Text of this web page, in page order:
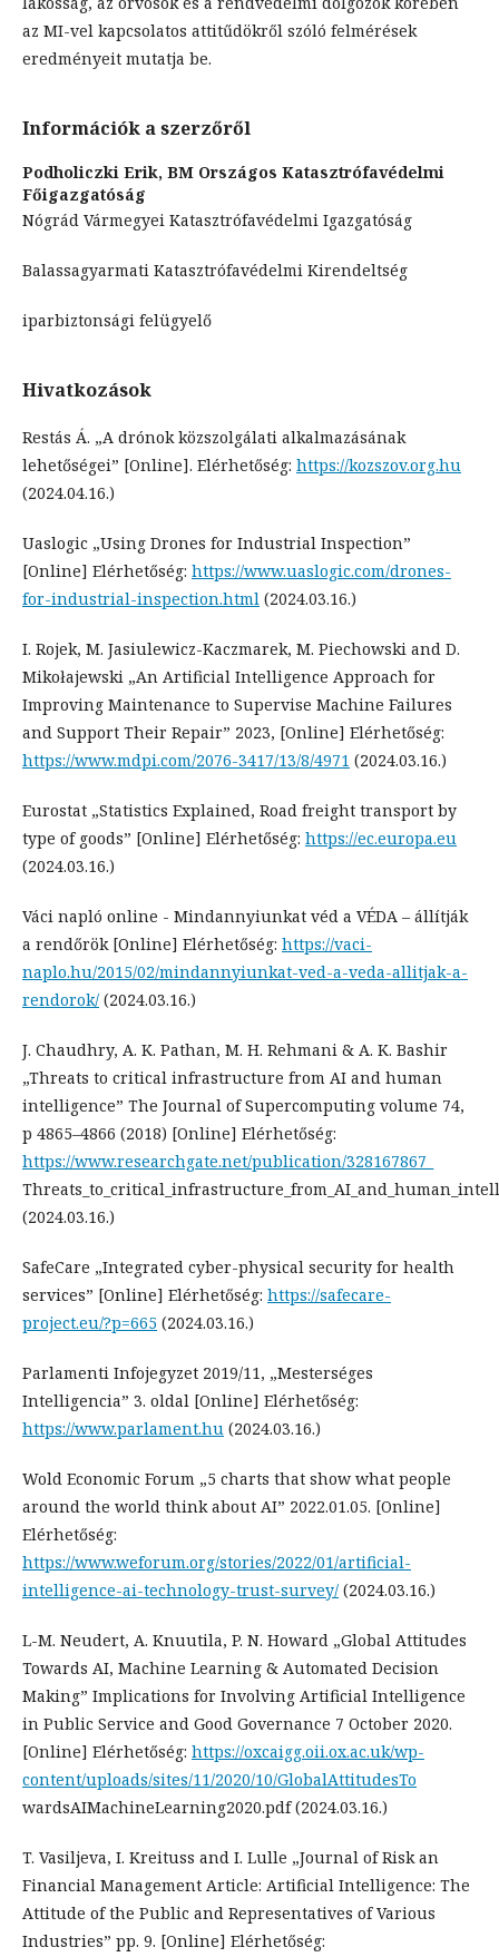
az MI-vel kapcsolatos attitűdökről szóló felmérések
eredményeit mutatja be.
Információk a szerzőről
Podholiczki Erik, BM Országos Katasztrófavédelmi
Főigazgatóság
Nógrád Vármegyei Katasztrófavédelmi Igazgatóság
Balassagyarmati Katasztrófavédelmi Kirendeltség
iparbiztonsági felügyelő
Hivatkozások
Restás Á. „A drónok közszolgálati alkalmazásának
lehetőségei” [Online]. Elérhetőség: https://kozszov.org.hu
(2024.04.16.)
Uaslogic „Using Drones for Industrial Inspection”
[Online] Elérhetőség: https://www.uaslogic.com/drones-
for-industrial-inspection.html (2024.03.16.)
I. Rojek, M. Jasiulewicz-Kaczmarek, M. Piechowski and D.
Mikołajewski „An Artificial Intelligence Approach for
Improving Maintenance to Supervise Machine Failures
and Support Their Repair” 2023, [Online] Elérhetőség:
https://www.mdpi.com/2076-3417/13/8/4971 (2024.03.16.)
Eurostat „Statistics Explained, Road freight transport by
type of goods” [Online] Elérhetőség: https://ec.europa.eu
(2024.03.16.)
Váci napló online - Mindannyiunkat véd a VÉDA – állítják
a rendőrök [Online] Elérhetőség: https://vaci-
naplo.hu/2015/02/mindannyiunkat-ved-a-veda-allitjak-a-
rendorok/ (2024.03.16.)
J. Chaudhry, A. K. Pathan, M. H. Rehmani & A. K. Bashir
„Threats to critical infrastructure from AI and human
intelligence” The Journal of Supercomputing volume 74,
p 4865–4866 (2018) [Online] Elérhetőség:
https://www.researchgate.net/publication/328167867_
(2024.03.16.)
SafeCare „Integrated cyber-physical security for health
services” [Online] Elérhetőség: https://safecare-
project.eu/?p=665 (2024.03.16.)
Parlamenti Infojegyzet 2019/11, „Mesterséges
Intelligencia” 3. oldal [Online] Elérhetőség:
https://www.parlament.hu (2024.03.16.)
Wold Economic Forum „5 charts that show what people
around the world think about AI” 2022.01.05. [Online]
Elérhetőség:
https://www.weforum.org/stories/2022/01/artificial-
intelligence-ai-technology-trust-survey/ (2024.03.16.)
L-M. Neudert, A. Knuutila, P. N. Howard „Global Attitudes
Towards AI, Machine Learning & Automated Decision
Making” Implications for Involving Artificial Intelligence
in Public Service and Good Governance 7 October 2020.
[Online] Elérhetőség: https://oxcaigg.oii.ox.ac.uk/wp-
content/uploads/sites/11/2020/10/GlobalAttitudesTo
wardsAIMachineLearning2020.pdf (2024.03.16.)
T. Vasiljeva, I. Kreituss and I. Lulle „Journal of Risk an
Financial Management Article: Artificial Intelligence: The
Attitude of the Public and Representatives of Various
Industries” pp. 9. [Online] Elérhetőség: